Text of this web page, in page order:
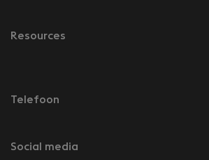
Resources
Telefoon
Social media